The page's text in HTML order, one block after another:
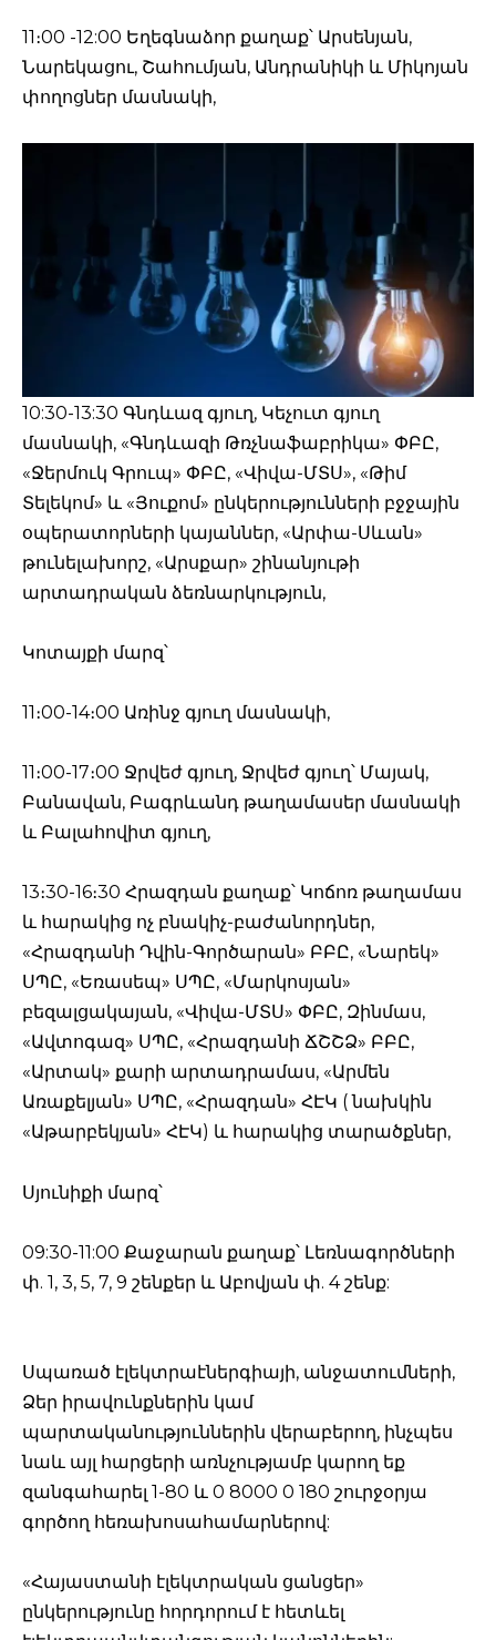
11։00 -12:00 Եղեգնաձոր քաղաք՝ Արսենյան,
Նարեկացու, Շահումյան, Անդրանիկի և Միկոյան
փողոցներ մասնակի,
10:30-13:30 Գնդևազ գյուղ, Կեչուտ գյուղ
մասնակի, «Գնդևազի Թռչնաֆաբրիկա» ՓԲԸ,
«Ջերմուկ Գրուպ» ՓԲԸ, «Վիվա-ՄՏՍ», «Թիմ
Տելեկոմ» և «Յուքոմ» ընկերությունների բջջային
օպերատորների կայաններ, «Արփա-Սևան»
թունելախորշ, «Արսքար» շինանյութի
արտադրական ձեռնարկություն,
Կոտայքի մարզ՝
11։00-14։00 Առինջ գյուղ մասնակի,
11։00-17։00 Ջրվեժ գյուղ, Ջրվեժ գյուղ՝ Մայակ,
Բանավան, Բագրևանդ թաղամասեր մասնակի
և Բալահովիտ գյուղ,
13։30-16։30 Հրազդան քաղաք՝ Կոճոռ թաղամաս
և հարակից ոչ բնակիչ-բաժանորդներ,
«Հրազդանի Դվին-Գործարան» ԲԲԸ, «Նարեկ»
ՍՊԸ, «Եռասեպ» ՍՊԸ, «Մարկոսյան»
բեզալցակայան, «Վիվա-ՄՏՍ» ՓԲԸ, Զինմաս,
«Ավտոգազ» ՍՊԸ, «Հրազդանի ՃՇՇՁ» ԲԲԸ,
«Արտակ» քարի արտադրամաս, «Արմեն
Առաքելյան» ՍՊԸ, «Հրազդան» ՀԷԿ ( նախկին
«Աթարբեկյան» ՀԷԿ) և հարակից տարածքներ,
Սյունիքի մարզ՝
09:30-11:00 Քաջարան քաղաք՝ Լեռնագործների
փ. 1, 3, 5, 7, 9 շենքեր և Աբովյան փ. 4 շենք:
Սպառած էլեկտրաէներգիայի, անջատումների,
Ձեր իրավունքներին կամ
պարտականություններին վերաբերող, ինչպես
նաև այլ հարցերի առնչությամբ կարող եք
զանգահարել 1-80 և 0 8000 0 180 շուրջօրյա
գործող հեռախոսահամարներով:
«Հայաստանի էլեկտրական ցանցեր»
ընկերությունը հորդորում է հետևել